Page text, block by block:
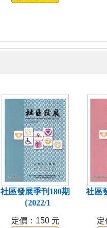
社區發展季刊180期
（2022/1
定價：150 元
社區
定